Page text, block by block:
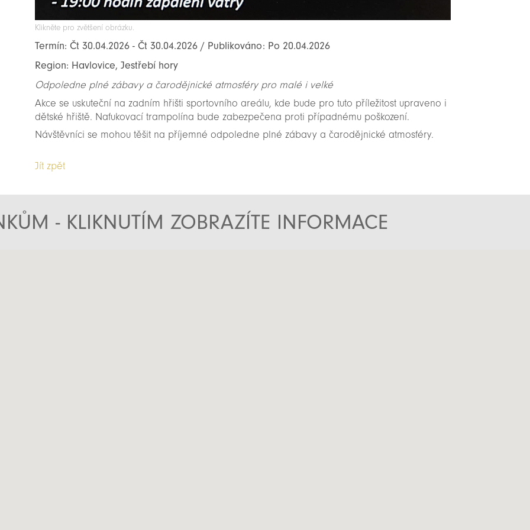
Klikněte pro zvětšení obrázku.
Termín: Čt 30.04.2026 - Čt 30.04.2026 / Publikováno: Po 20.04.2026
Region: Havlovice, Jestřebí hory
Odpoledne plné zábavy a čarodějnické atmosféry pro malé i velké
Akce se uskuteční na zadním hřišti sportovního areálu, kde bude pro tuto příležitost upraveno i
dětské hřiště. Nafukovací trampolína bude zabezpečena proti případnému poškození.
Návštěvníci se mohou těšit na příjemné odpoledne plné zábavy a čarodějnické atmosféry.
Jít zpět
- KLIKNUTÍM ZOBRAZÍTE INFORMACE